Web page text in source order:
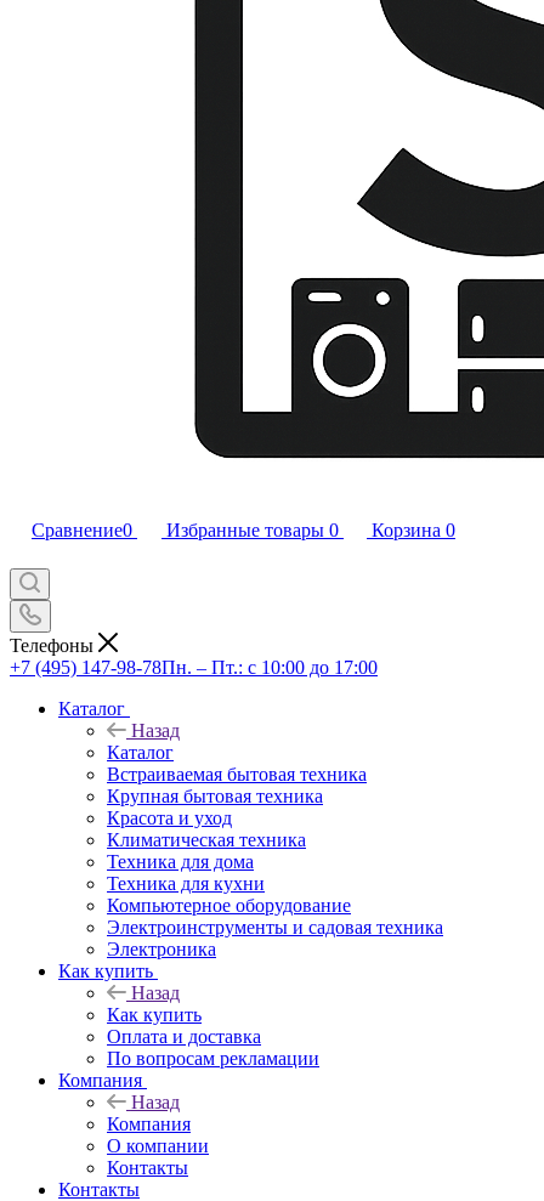
Сравнение0 Избранные товары 0 Корзина 0
Телефоны
+7 (495) 147-98-78Пн. – Пт.: с 10:00 до 17:00
Каталог
Назад
Каталог
Встраиваемая бытовая техника
Крупная бытовая техника
Красота и уход
Климатическая техника
Техника для дома
Техника для кухни
Компьютерное оборудование
Электроинструменты и садовая техника
Электроника
Как купить
Назад
Как купить
Оплата и доставка
По вопросам рекламации
Компания
Назад
Компания
О компании
Контакты
Контакты